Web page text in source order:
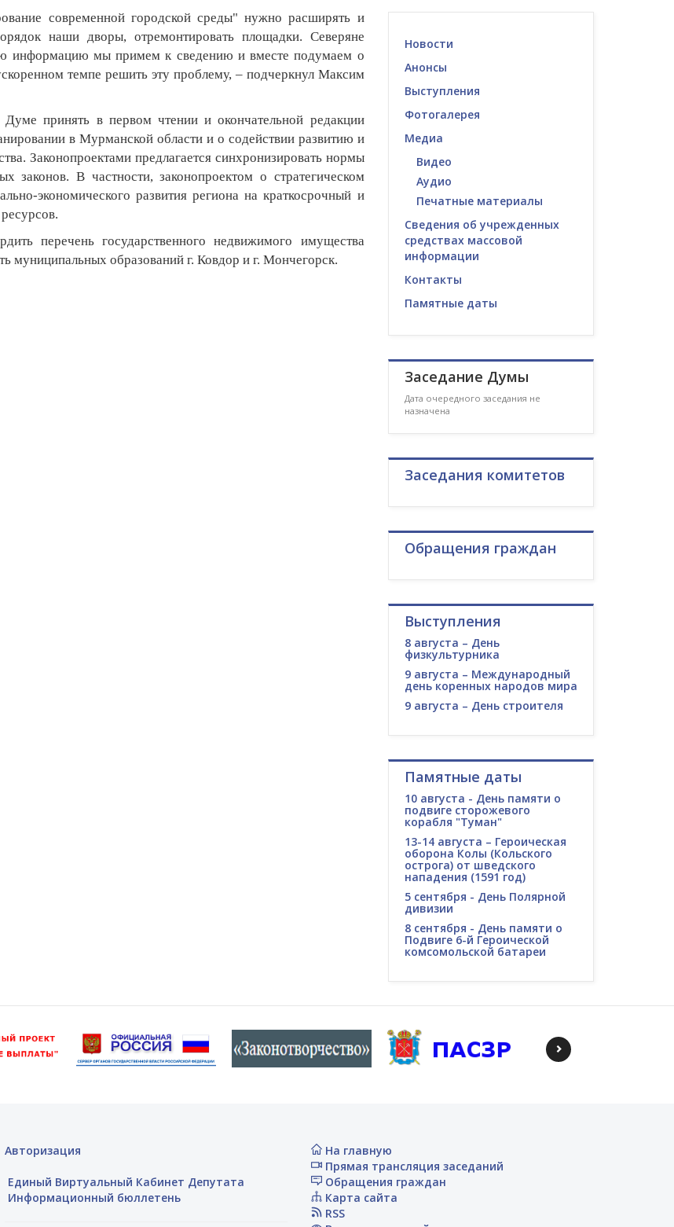
современной городской среды" нужно расширять и
наши дворы, отремонтировать площадки. Северяне
информацию мы примем к сведению и вместе подумаем о
темпе решить эту проблему, – подчеркнул Максим
принять в первом чтении и окончательной редакции
в Мурманской области и о содействии развитию и
Законопроектами предлагается синхронизировать нормы
законов. В частности, законопроектом о стратегическом
экономического развития региона на краткосрочный и
перечень государственного недвижимого имущества
муниципальных образований г. Ковдор и г. Мончегорск.
Новости
Анонсы
Выступления
Фотогалерея
Медиа
Видео
Аудио
Печатные материалы
Сведения об учрежденных
средствах массовой
информации
Контакты
Памятные даты
Заседание Думы
Дата очередного заседания не
назначена
Заседания комитетов
Обращения граждан
Выступления
8 августа – День
физкультурника
9 августа – Международный
день коренных народов мира
9 августа – День строителя
Памятные даты
10 августа - День памяти о
подвиге сторожевого
корабля "Туман"
13-14 августа – Героическая
оборона Колы (Кольского
острога) от шведского
нападения (1591 год)
5 сентября - День Полярной
дивизии
8 сентября - День памяти о
Подвиге 6-й Героической
комсомольской батареи
Авторизация
Единый Виртуальный Кабинет Депутата
Информационный бюллетень
На главную
Прямая трансляция заседаний
Обращения граждан
Карта сайта
RSS